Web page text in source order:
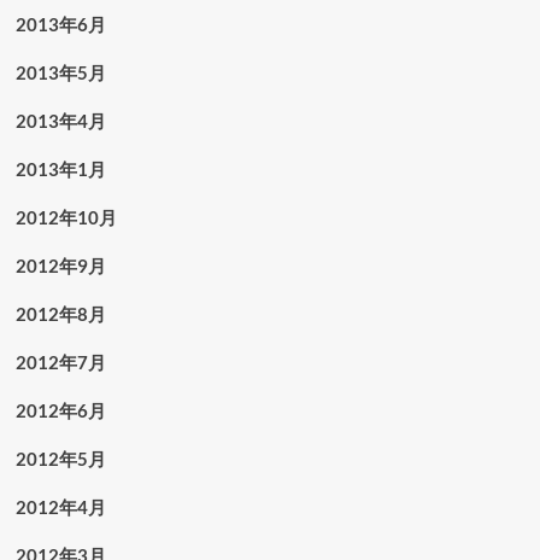
2013年6月
2013年5月
2013年4月
2013年1月
2012年10月
2012年9月
2012年8月
2012年7月
2012年6月
2012年5月
2012年4月
2012年3月